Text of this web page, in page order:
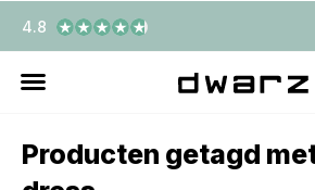
4.8
Producten getagd